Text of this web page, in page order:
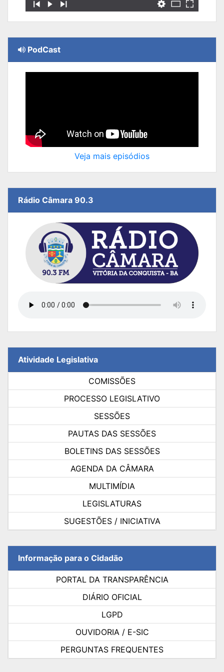
PodCast
Veja mais episódios
Rádio Câmara 90.3
Atividade Legislativa
COMISSÕES
PROCESSO LEGISLATIVO
SESSÕES
PAUTAS DAS SESSÕES
BOLETINS DAS SESSÕES
AGENDA DA CÂMARA
MULTIMÍDIA
LEGISLATURAS
SUGESTÕES / INICIATIVA
Informação para o Cidadão
PORTAL DA TRANSPARÊNCIA
DIÁRIO OFICIAL
LGPD
OUVIDORIA / E-SIC
PERGUNTAS FREQUENTES